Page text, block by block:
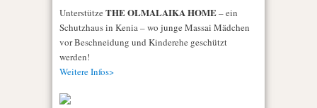
Unterstütze THE OLMALAIKA HOME– ein
Schutzhaus in Kenia – wo junge Massai Mädchen
vor Beschneidung und Kinderehe geschützt
werden!
Weitere Infos>